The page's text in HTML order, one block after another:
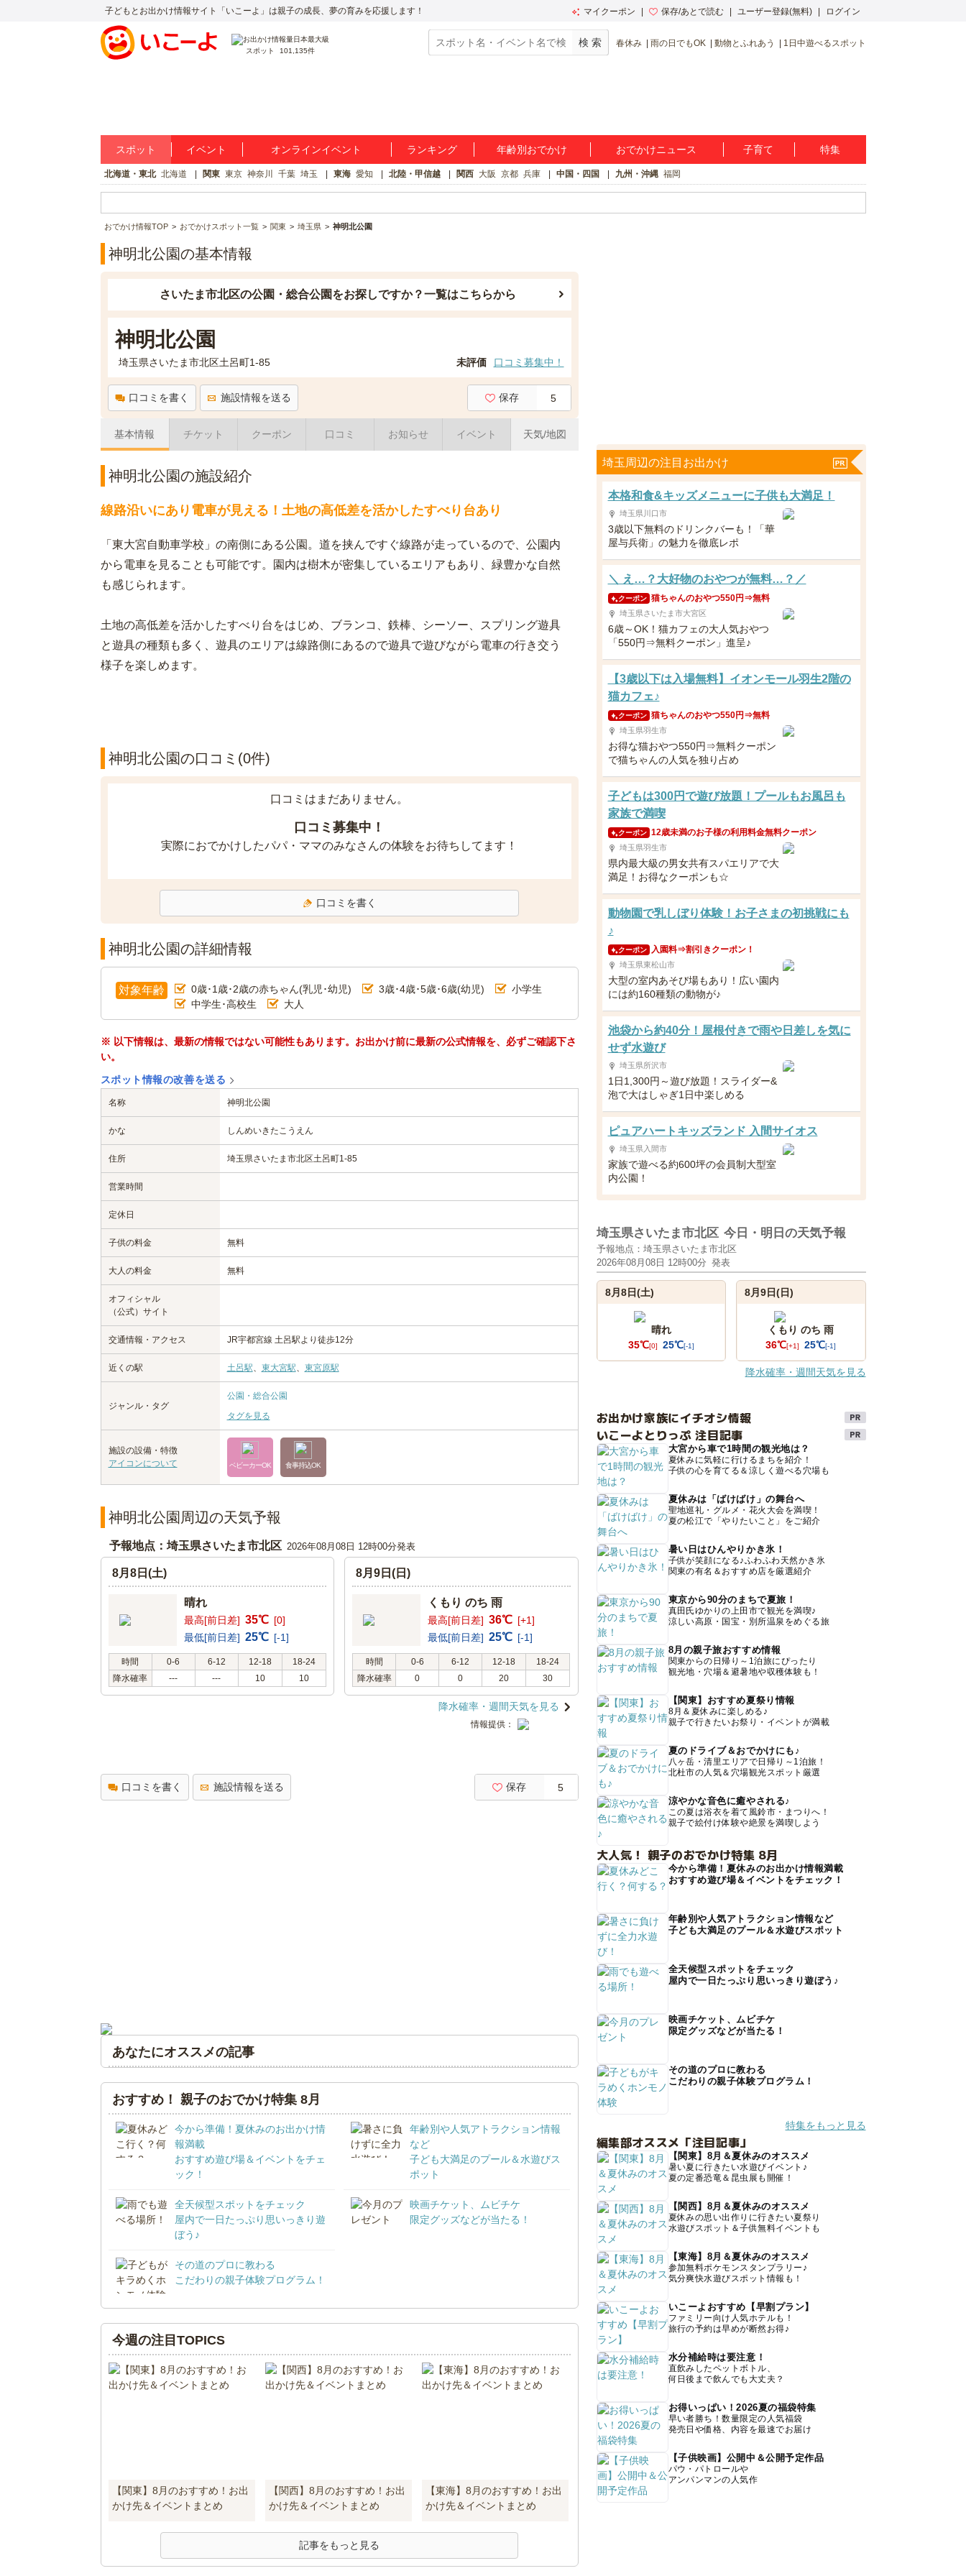
子どもとお出かけ情報サイト「いこーよ」は親子の成長、夢の育みを応援します！ マイクーポン 保存/あとで読む ユーザー登録(無料) ログイン
スポット 101,135件
春休み 雨の日でもOK 動物とふれあう 1日中遊べるスポット
スポット イベント オンラインイベント ランキング 年齢別おでかけ おでかけニュース 子育て 特集
北海道・東北 北海道 関東 東京 神奈川 千葉 埼玉 東海 愛知 北陸・甲信越 関西 大阪 京都 兵庫 中国・四国 九州・沖縄 福岡
おでかけ情報TOP おでかけスポット一覧 関東 埼玉県 神明北公園
神明北公園の基本情報
さいたま市北区の公園・総合公園をお探しですか？一覧はこちらから
神明北公園
埼玉県さいたま市北区土呂町1-85 未評価 口コミ募集中！
口コミを書く 施設情報を送る 保存 5
基本情報 チケット クーポン 口コミ お知らせ イベント 天気/地図
神明北公園の施設紹介
線路沿いにあり電車が見える！土地の高低差を活かしたすべり台あり
「東大宮自動車学校」の南側にある公園。道を挟んですぐ線路が走っているので、公園内
から電車を見ることも可能です。園内は樹木が密集しているエリアもあり、緑豊かな自然
も感じられます。
土地の高低差を活かしたすべり台をはじめ、ブランコ、鉄棒、シーソー、スプリング遊具
と遊具の種類も多く、遊具のエリアは線路側にあるので遊具で遊びながら電車の行き交う
様子を楽しめます。
神明北公園の口コミ(0件)
口コミはまだありません。
口コミ募集中！
実際におでかけしたパパ・ママのみなさんの体験をお待ちしてます！
口コミを書く
神明北公園の詳細情報
対象年齢 0歳･1歳･2歳の赤ちゃん(乳児･幼児) 3歳･4歳･5歳･6歳(幼児)
小学生
中学生･高校生
大人
※ 以下情報は、最新の情報ではない可能性もあります。お出かけ前に最新の公式情報を、必ずご確認下さ
い。
スポット情報の改善を送る
名称 神明北公園
かな しんめいきたこうえん
住所 埼玉県さいたま市北区土呂町1-85
営業時間
定休日
子供の料金 無料
大人の料金 無料
オフィシャル
（公式）サイト
交通情報・アクセス JR宇都宮線 土呂駅より徒歩12分
近くの駅 土呂駅、 東大宮駅、 東宮原駅
ジャンル・タグ
公園・総合公園
タグを見る
施設の設備・特徴
アイコンについて
ベビーカーOK 食事持込OK
神明北公園周辺の天気予報
予報地点：埼玉県さいたま市北区 2026年08月08日 12時00分発表
8月8日(土)
晴れ
最高[前日差] 35℃ [0]
最低[前日差] 25℃ [-1]
時間 0-6 6-12 12-18
18-24
降水確率
--- --- 10 10
8月9日(日)
くもり のち 雨
最高[前日差] 36℃ [+1]
最低[前日差] 25℃ [-1]
時間 0-6 6-12 12-18
18-24
降水確率
0 0 20 30
降水確率・週間天気を見る
情報提供：
口コミを書く 施設情報を送る 保存 5
あなたにオススメの記事
おすすめ！ 親子のおでかけ特集 8月
今から準備！夏休みのお出かけ情
報満載
おすすめ遊び場＆イベントをチェ
ック！
年齢別や人気アトラクション情報
など
子ども大満足のプール＆水遊びス
ポット
全天候型スポットをチェック
屋内で一日たっぷり思いっきり遊
ぼう♪
映画チケット、ムビチケ
限定グッズなどが当たる！
その道のプロに教わる
こだわりの親子体験プログラム！
今週の注目TOPICS
【関東】8月のおすすめ！お出
かけ先＆イベントまとめ
【関西】8月のおすすめ！お出
かけ先＆イベントまとめ
【東海】8月のおすすめ！お出
かけ先＆イベントまとめ
記事をもっと見る
埼玉周辺の注目お出かけ
本格和食&キッズメニューに子供も大満足！
埼玉県川口市
3歳以下無料のドリンクバーも！「華
屋与兵衛」の魅力を徹底レポ
＼ え…？大好物のおやつが無料…？／
クーポン 猫ちゃんのおやつ550円⇒無料
埼玉県さいたま市大宮区
6歳～OK！猫カフェの大人気おやつ
「550円⇒無料クーポン」進呈♪
【3歳以下は入場無料】イオンモール羽生2階の
猫カフェ♪
クーポン 猫ちゃんのおやつ550円⇒無料
埼玉県羽生市
お得な猫おやつ550円⇒無料クーポン
で猫ちゃんの人気を独り占め
子どもは300円で遊び放題！プールもお風呂も
家族で満喫
クーポン 12歳未満のお子様の利用料金無料クーポン
埼玉県羽生市
県内最大級の男女共有スパエリアで大
満足！お得なクーポンも☆
動物園で乳しぼり体験！お子さまの初挑戦にも
♪
クーポン 入園料⇒割引きクーポン！
埼玉県東松山市
大型の室内あそび場もあり！広い園内
には約160種類の動物が♪
池袋から約40分！屋根付きで雨や日差しを気に
せず水遊び
埼玉県所沢市
1日1,300円～遊び放題！スライダー&
泡で大はしゃぎ1日中楽しめる
ピュアハートキッズランド 入間サイオス
埼玉県入間市
家族で遊べる約600坪の会員制大型室
内公園！
埼玉県さいたま市北区 今日・明日の天気予報
予報地点：埼玉県さいたま市北区
2026年08月08日 12時00分 発表
8月8日(土)
晴れ
35℃[0] 25℃[-1]
8月9日(日)
くもり のち 雨
36℃[+1] 25℃[-1]
降水確率・週間天気を見る
お出かけ家族にイチオシ情報
いこーよとりっぷ 注目記事
大宮から車で1時間の観光地は？
夏休みに気軽に行けるまちを紹介！
子供の心を育てる＆涼しく遊べる穴場も
夏休みは「ばけばけ」の舞台へ
聖地巡礼・グルメ・花火大会を満喫！
夏の松江で「やりたいこと」をご紹介
暑い日はひんやりかき氷！
子供が笑顔になる♪ふわふわ天然かき氷
関東の有名＆おすすめ店を厳選紹介
東京から90分のまちで夏旅！
真田氏ゆかりの上田市で観光を満喫♪
涼しい高原・国宝・別所温泉をめぐる旅
8月の親子旅おすすめ情報
関東からの日帰り～1泊旅にぴったり
観光地・穴場＆避暑地や収穫体験も！
【関東】おすすめ夏祭り情報
8月＆夏休みに楽しめる♪
親子で行きたいお祭り・イベントが満載
夏のドライブ＆おでかけにも♪
八ヶ岳・清里エリアで日帰り～1泊旅！
北杜市の人気＆穴場観光スポット厳選
涼やかな音色に癒やされる♪
この夏は浴衣を着て風鈴市・まつりへ！
親子で絵付け体験や絶景を満喫しよう
大人気！ 親子のおでかけ特集 8月
今から準備！夏休みのお出かけ情報満載
おすすめ遊び場＆イベントをチェック！
年齢別や人気アトラクション情報など
子ども大満足のプール＆水遊びスポット
全天候型スポットをチェック
屋内で一日たっぷり思いっきり遊ぼう♪
映画チケット、ムビチケ
限定グッズなどが当たる！
その道のプロに教わる
こだわりの親子体験プログラム！
特集をもっと見る
編集部オススメ「注目記事」
【関東】8月＆夏休みのオススメ
暑い夏に行きたい水遊びイベント♪
夏の定番恐竜＆昆虫展も開催！
【関西】8月＆夏休みのオススメ
夏休みの思い出作りに行きたい夏祭り
水遊びスポット＆子供無料イベントも
【東海】8月＆夏休みのオススメ
参加無料ポケモンスタンプラリー♪
気分爽快水遊びスポット情報も！
いこーよおすすめ【早割プラン】
ファミリー向け人気ホテルも！
旅行の予約は早めが断然お得♪
水分補給時は要注意！
直飲みしたペットボトル、
何日後まで飲んでも大丈夫？
お得いっぱい！2026夏の福袋特集
早い者勝ち！数量限定の人気福袋
発売日や価格、内容を最速でお届け
【子供映画】公開中＆公開予定作品
パウ・パトロールや
アンパンマンの人気作